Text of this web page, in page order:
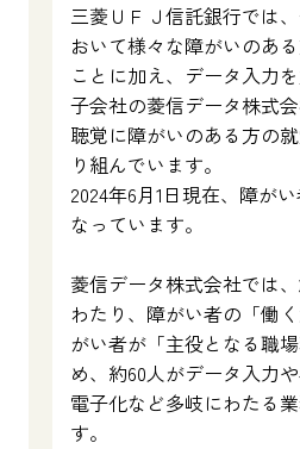
三菱ＵＦＪ信託銀行では
おいて様々な障がいのあ
ことに加え、データ入力
子会社の菱信データ株式
聴覚に障がいのある方の
り組んでいます。
2024年6月1日現在、障が
なっています。
菱信データ株式会社では
わたり、障がい者の「働
がい者が「主役となる職
め、約60人がデータ入力
電子化など多岐にわたる
す。